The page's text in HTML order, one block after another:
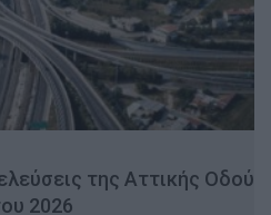
της Αττικής Οδού
2026